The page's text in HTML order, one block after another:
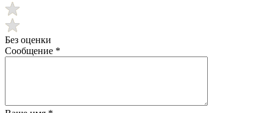
Без оценки
Сообщение *